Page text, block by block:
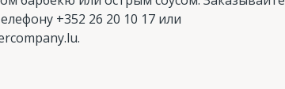
+352 26 20 10 17 или